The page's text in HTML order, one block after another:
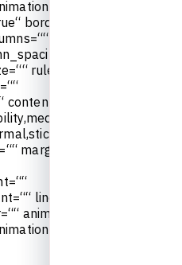
imation
ue“ bord
mns=““
n spaci
e=““ rule
=““
conten
ility,med
rmal,stick
=““ marg
t=““
nt=““ line
=““ anim
imation